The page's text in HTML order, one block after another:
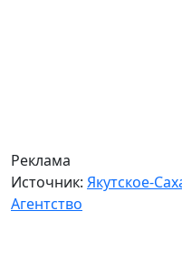
Реклама
Источник: Якутское-
Агентство